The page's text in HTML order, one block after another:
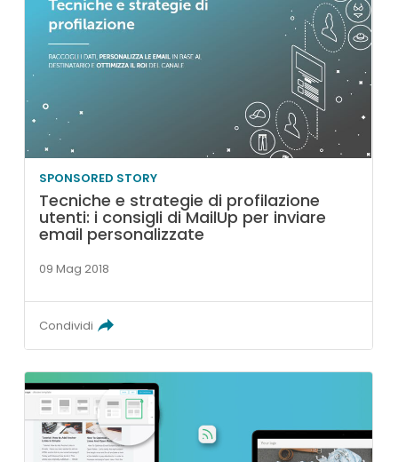
SPONSORED STORY
Tecniche e strategie di profilazione
utenti: i consigli di MailUp per inviare
email personalizzate
09 Mag 2018
Condividi